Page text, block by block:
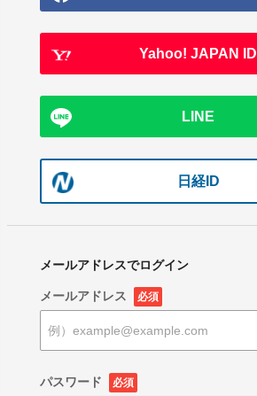
Yahoo! JAPAN ID
LINE
日経ID
メールアドレスでログイン
メールアドレス 必須
パスワード 必須